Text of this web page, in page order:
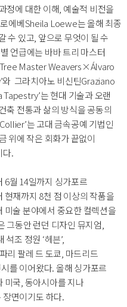
정에 대한 이해, 예술적 비전을
에베Sheila Loewe는 올해 최종
수 있고, 앞으로 무엇이 될 수
언급에는 바바 트리 마스터
Master Weavers×Álvaro
그라치아노 비신틴Graziano
Tapestry’는 현대 기술과 오랜
축 전통과 삶의 방식을 공동의
는 고대 금속공예 기법인
위에 작은 회화가 끝없이
다.
6월 14일까지 싱가포르
재까지 8천 점 이상의 작품을
미술 분야에서 중요한 컬렉션을
그동안 런던 디자인 뮤지엄,
조 정원 ‘헤븐’,
리 팔레 드 도쿄, 마드리드
를 이어왔다. 올해 싱가포르
미국, 동아시아를 지나
면이기도 하다.